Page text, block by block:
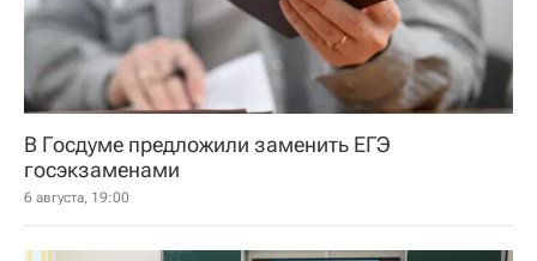
В Госдуме предложили заменить ЕГЭ
госэкзаменами
6 августа, 19:00